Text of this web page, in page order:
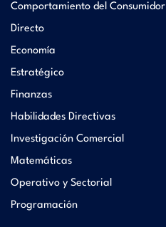
Comportamiento del Consumidor
Directo
Economía
Estratégico
Finanzas
Habilidades Directivas
Investigación Comercial
Matemáticas
Operativo y Sectorial
Programación